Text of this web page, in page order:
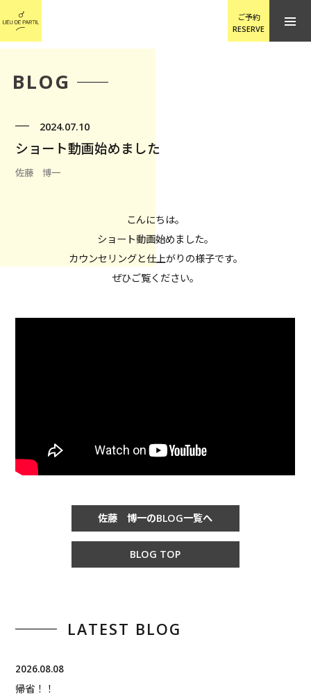
ご予約
RESERVE
BLOG
2024.07.10
ショート動画始めました
佐藤 博一
こんにちは。
ショート動画始めました。
カウンセリングと仕上がりの様子です。
ぜひご覧ください。
佐藤 博一のBLOG一覧へ
BLOG TOP
LATEST BLOG
2026.08.08
帰省！！